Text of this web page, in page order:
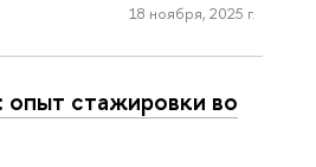
18 ноября, 2025 г.
опыт стажировки во